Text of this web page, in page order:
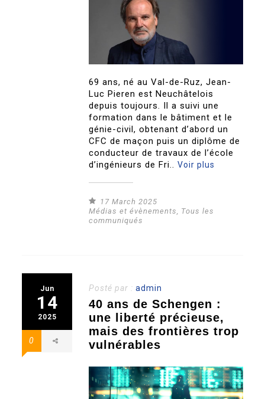
69 ans, né au Val-de-Ruz, Jean-
Luc Pieren est Neuchâtelois
depuis toujours. Il a suivi une
formation dans le bâtiment et le
génie-civil, obtenant d’abord un
CFC de maçon puis un diplôme de
conducteur de travaux de l’école
d’ingénieurs de Fri..Voir plus
17 March 2025
Médias et évènements, Tous les
communiqués
Jun
14
2025
0
Posté par :admin
40 ans de Schengen :
une liberté précieuse,
mais des frontières trop
vulnérables